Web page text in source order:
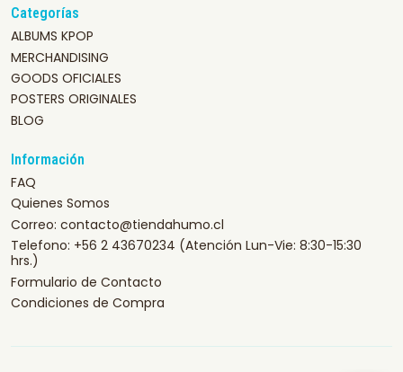
Categorías
ALBUMS KPOP
MERCHANDISING
GOODS OFICIALES
POSTERS ORIGINALES
BLOG
Información
FAQ
Quienes Somos
Correo: contacto@tiendahumo.cl
Telefono: +56 2 43670234 (Atención Lun-Vie: 8:30-15:30
hrs.)
Formulario de Contacto
Condiciones de Compra